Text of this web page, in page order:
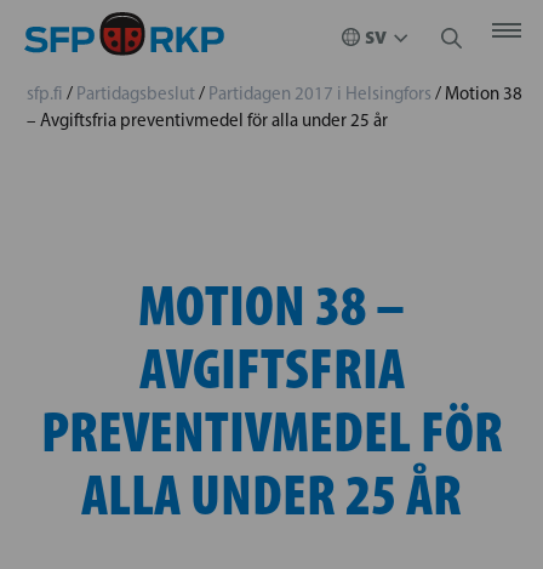
sfp.fi / Partidagsbeslut/ Partidagen 2017 i Helsingfors / Motion 38
– Avgiftsfria preventivmedel för alla under 25 år
MOTION 38 –
AVGIFTSFRIA
PREVENTIVMEDEL FÖR
ALLA UNDER 25 ÅR